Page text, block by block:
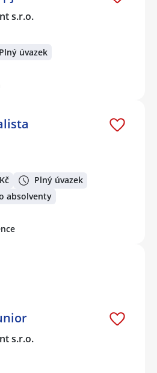
s.r.o.
Plný úvazek
Plný úvazek
absolventy
s.r.o.